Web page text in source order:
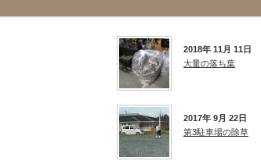
2018年 11月 11日
大量の落ち葉
2017年 9月 22日
第3駐車場の除草